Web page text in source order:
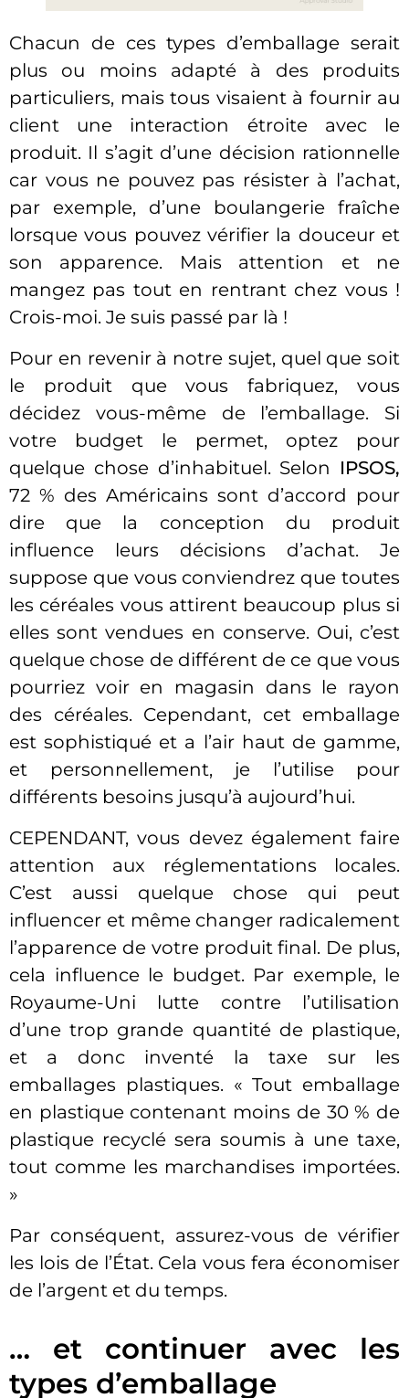
Chacun de ces types d’emballage serait
plus ou moins adapté à des produits
particuliers, mais tous visaient à fournir au
client une interaction étroite avec le
produit. Il s’agit d’une décision rationnelle
car vous ne pouvez pas résister à l’achat,
par exemple, d’une boulangerie fraîche
lorsque vous pouvez vérifier la douceur et
son apparence. Mais attention et ne
mangez pas tout en rentrant chez vous !
Crois-moi. Je suis passé par là !
Pour en revenir à notre sujet, quel que soit
le produit que vous fabriquez, vous
décidez vous-même de l’emballage. Si
votre budget le permet, optez pour
quelque chose d’inhabituel. Selon IPSOS,
72 % des Américains sont d’accord pour
dire que la conception du produit
influence leurs décisions d’achat. Je
suppose que vous conviendrez que toutes
les céréales vous attirent beaucoup plus si
elles sont vendues en conserve. Oui, c’est
quelque chose de différent de ce que vous
pourriez voir en magasin dans le rayon
des céréales. Cependant, cet emballage
est sophistiqué et a l’air haut de gamme,
et personnellement, je l’utilise pour
différents besoins jusqu’à aujourd’hui.
CEPENDANT, vous devez également faire
attention aux réglementations locales.
C’est aussi quelque chose qui peut
influencer et même changer radicalement
l’apparence de votre produit final. De plus,
cela influence le budget. Par exemple, le
Royaume-Uni lutte contre l’utilisation
d’une trop grande quantité de plastique,
et a donc inventé la taxe sur les
emballages plastiques. « Tout emballage
en plastique contenant moins de 30 % de
plastique recyclé sera soumis à une taxe,
tout comme les marchandises importées.
»
Par conséquent, assurez-vous de vérifier
les lois de l’État. Cela vous fera économiser
de l’argent et du temps.
… et continuer avec les
types d’emballage